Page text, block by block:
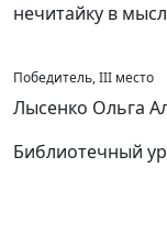
нечитайку в
Победитель, III место
Лысенко Ольга
Библиотечный